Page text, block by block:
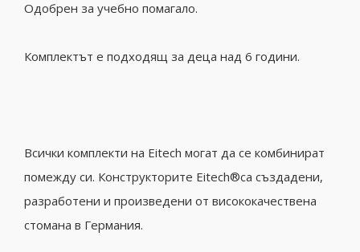
Одобрен за учебно помагало.
Комплектът е подходящ за деца над 6 години.
Всички комплекти на Eitech могат да се комбинират
помежду си. Конструкторите Eitech®са създадени,
разработени и произведени от висококачествена
стомана в Германия.